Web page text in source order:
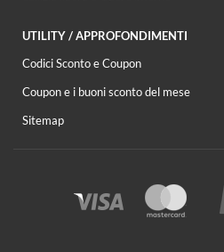
UTILITY / APPROFONDIMENTI
Codici Sconto e Coupon
Coupon e i buoni sconto del mese
Sitemap